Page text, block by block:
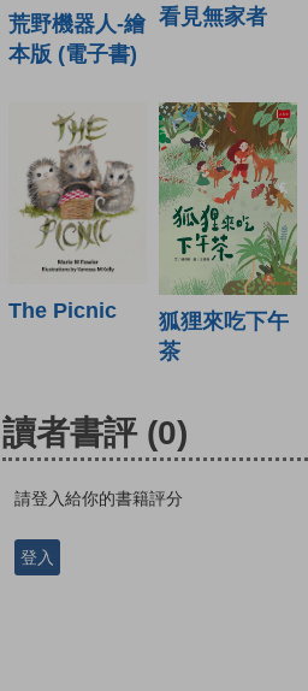
荒野機器人-繪
本版 (電子書)
看見無家者
The Picnic
狐狸來吃下午
茶
讀者書評 (0)
請登入給你的書籍評分
登入